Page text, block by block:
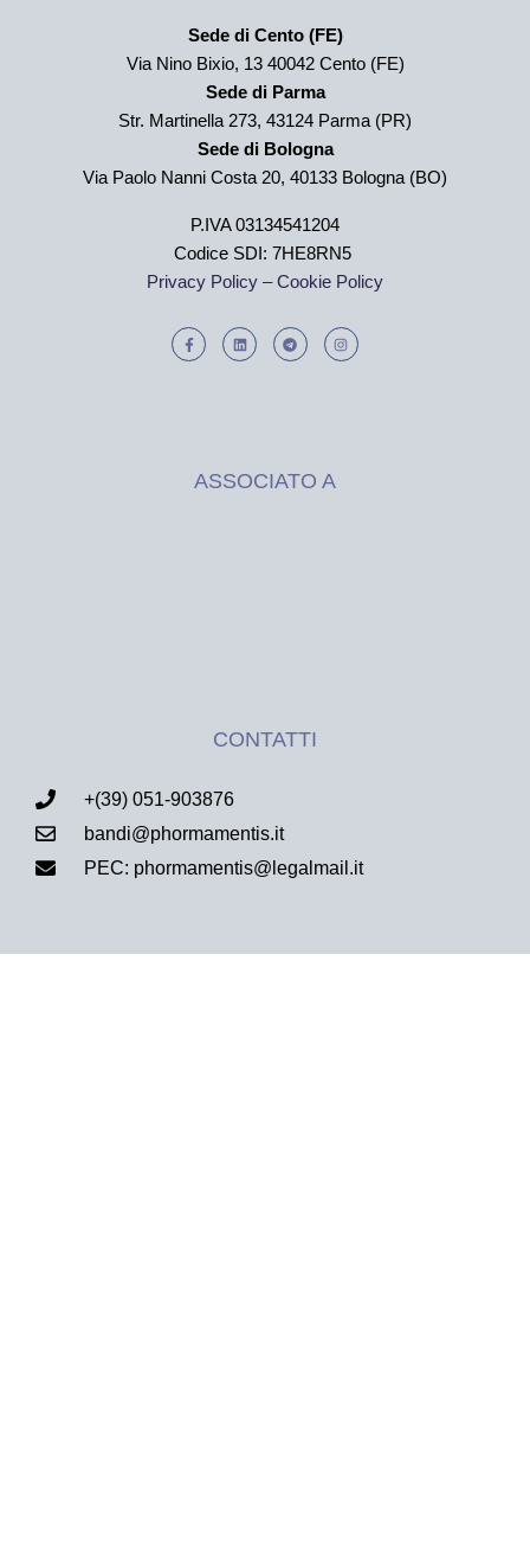
Sede di Cento (FE)
Via Nino Bixio, 13 40042 Cento (FE)
Sede di Parma
Str. Martinella 273, 43124 Parma (PR)
Sede di Bologna
Via Paolo Nanni Costa 20, 40133 Bologna (BO)
P.IVA 03134541204
Codice SDI: 7HE8RN5
Privacy Policy –Cookie Policy
CONTATTI
+(39) 051-903876
bandi@phormamentis.it
PEC: phormamentis@legalmail.it
ASSOCIATO A